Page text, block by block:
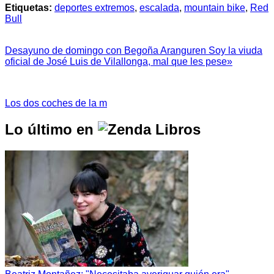
Etiquetas: deportes extremos, escalada, mountain bike, Red
Bull
Desayuno de domingo con Begoña Aranguren Soy la viuda
oficial de José Luis de Vilallonga, mal que les pese»
Los dos coches de la m
Lo último en